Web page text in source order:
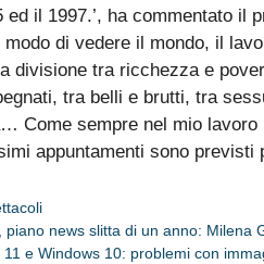
ed il 1997.’, ha commentato il
modo di vedere il mondo, il
divisione tra ricchezza e
tra belli e brutti, tra
Come sempre nel mio lavoro
appuntamenti sono previsti
piano news slitta di un anno: Milena
11 e Windows 10: problemi con